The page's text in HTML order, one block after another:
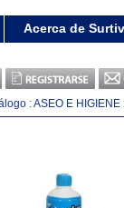
Acerca de
:ASEO E HIGIENE